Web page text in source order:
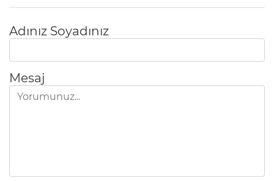
Adınız Soyadınız
Mesaj